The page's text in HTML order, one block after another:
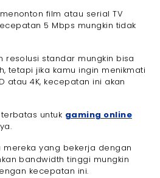
film atau serial TV
5 Mbps mungkin tidak
resolusi standar mungkin bisa
tetapi jika kamu ingin menikmati
atau 4K, kecepatan ini akan
untuk gaming online
yang bekerja dengan
bandwidth tinggi mungkin
kecepatan ini.